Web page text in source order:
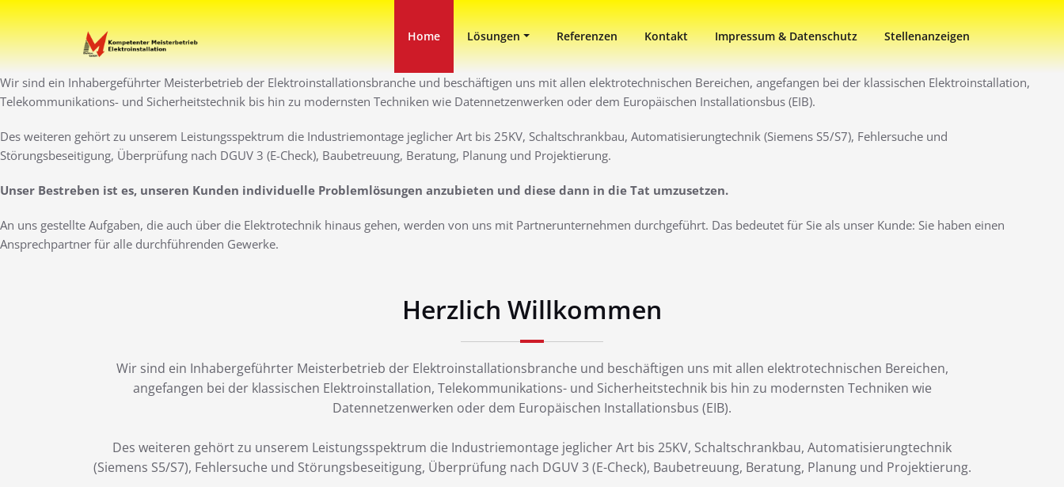
Zum
Inhalt
springen
Elektro Martini
Ihr Elektro-Dienstleister in DuisburgHome Lösungen Referenzen Kontakt Impressum & Datenschutz Stellenanzeigen
Wir sind ein Inhabergeführter Meisterbetrieb der Elektroinstallationsbranche und beschäftigen uns mit allen elektrotechnischen Bereichen, angefangen bei der klassischen Elektroinstallation,
Telekommunikations- und Sicherheitstechnik bis hin zu modernsten Techniken wie Datennetzenwerken oder dem Europäischen Installationsbus (EIB).
Des weiteren gehört zu unserem Leistungsspektrum die Industriemontage jeglicher Art bis 25KV, Schaltschrankbau, Automatisierungtechnik (Siemens S5/S7), Fehlersuche und
Störungsbeseitigung, Überprüfung nach DGUV 3 (E-Check), Baubetreuung, Beratung, Planung und Projektierung.
Unser Bestreben ist es, unseren Kunden individuelle Problemlösungen anzubieten und diese dann in die Tat umzusetzen.
An uns gestellte Aufgaben, die auch über die Elektrotechnik hinaus gehen, werden von uns mit Partnerunternehmen durchgeführt. Das bedeutet für Sie als unser Kunde: Sie haben einen
Ansprechpartner für alle durchführenden Gewerke.
Herzlich Willkommen
Wir sind ein Inhabergeführter Meisterbetrieb der Elektroinstallationsbranche und beschäftigen uns mit allen elektrotechnischen Bereichen,
angefangen bei der klassischen Elektroinstallation, Telekommunikations- und Sicherheitstechnik bis hin zu modernsten Techniken wie
Datennetzenwerken oder dem Europäischen Installationsbus (EIB).
Des weiteren gehört zu unserem Leistungsspektrum die Industriemontage jeglicher Art bis 25KV, Schaltschrankbau, Automatisierungtechnik
(Siemens S5/S7), Fehlersuche und Störungsbeseitigung, Überprüfung nach DGUV 3 (E-Check), Baubetreuung, Beratung, Planung und Projektierung.